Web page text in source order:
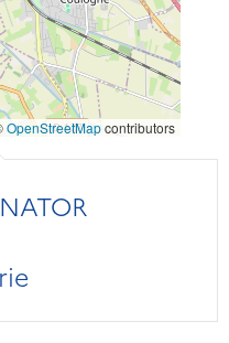
OpenStreetMapcontributors